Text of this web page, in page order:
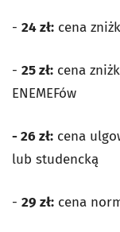
- 24 zł: cena
- 25 zł: cena
ENEMEFów
- 26 zł: cena
lub studencką
- 29 zł: cena